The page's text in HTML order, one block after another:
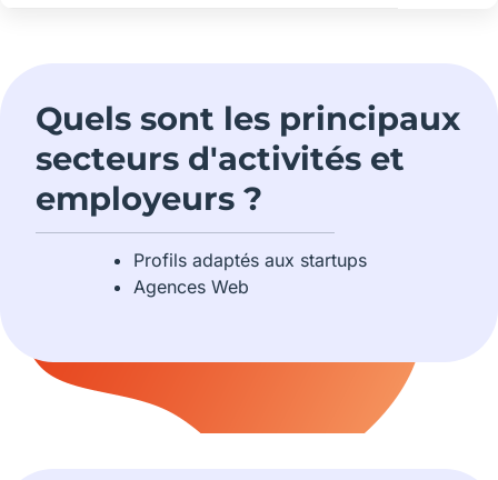
Quels sont les principaux
secteurs d'activités et
employeurs ?
Profils adaptés aux startups
Agences Web